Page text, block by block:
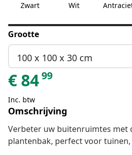
Zwart Wit
Grootte
100 x 100 x 30 cm
€ 8499
Inc. btw
Omschrijving
Verbeter uw buitenruimtes met
plantenbak, perfect voor